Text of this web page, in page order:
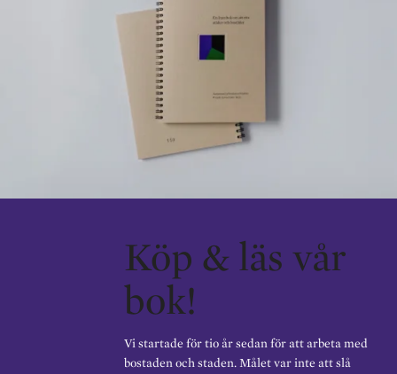
Köp & läs vår
bok!
Vi startade för tio år sedan för att arbeta med
bostaden och staden. Målet var inte att slå